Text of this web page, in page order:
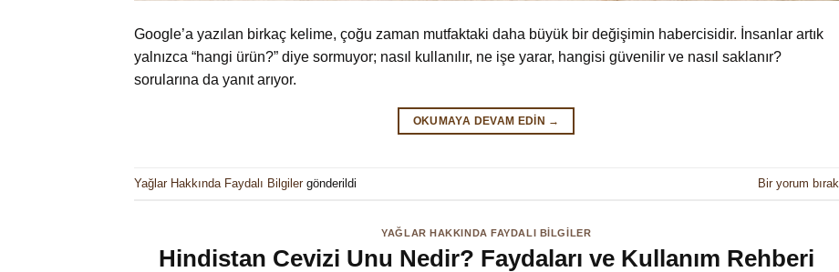
Google’a yazılan birkaç kelime, çoğu zaman mutfaktaki daha büyük bir değişimin habercisidir. İnsanlar artık
yalnızca “hangi ürün?” diye sormuyor; nasıl kullanılır, ne işe yarar, hangisi güvenilir ve nasıl saklanır?
sorularına da yanıt arıyor.
OKUMAYA DEVAM EDIN →
Yağlar Hakkında Faydalı Bilgilergönderildi Bir yorum bırak
YAĞLAR HAKKINDA FAYDALI BILGILER
Hindistan Cevizi Unu Nedir? Faydaları ve Kullanım Rehberi